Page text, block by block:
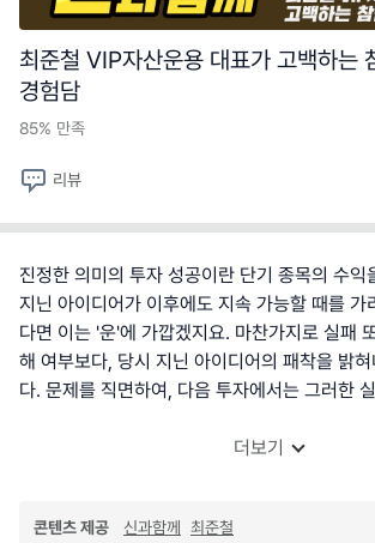
최준철 VIP자산운용 대표가 고백하는
경험담
85% 만족
리뷰
진정한 의미의 투자 성공이란 단기 종목의 수익
지닌 아이디어가 이후에도 지속 가능할 때를 가
다면 이는 '운'에 가깝겠지요. 마찬가지로 실패
해 여부보다, 당시 지닌 아이디어의 패착을 밝혀
다. 문제를 직면하여, 다음 투자에서는 그러한
더보기
콘텐츠 제공 신과함께
최준철